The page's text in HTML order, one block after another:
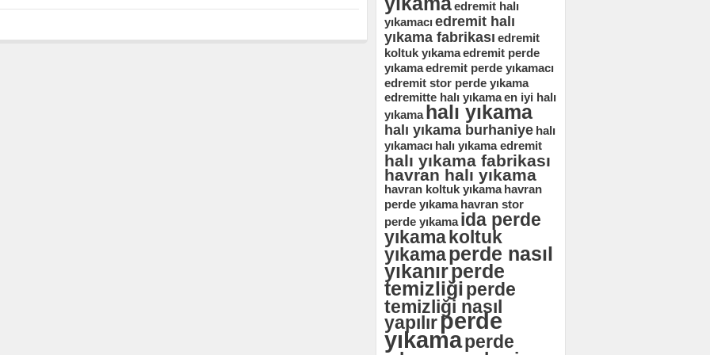
edremit halı
yıkamacıedremit halı
yıkama fabrikası edremit
koltuk yıkamaedremit perde
yıkamaedremit perde yıkamacı
edremit stor perde yıkama
edremitte halı yıkamaen iyi halı
yıkama halı yıkama
halı yıkama burhaniye halı
yıkamacı halı yıkama edremit
halı yıkama fabrikası
havran halı yıkama
havran koltuk yıkama havran
perde yıkama havran stor
perde yıkama ida perde
yıkamakoltuk
yıkamaperde nasıl
yıkanırperde
temizliğiperde
temizliği nasıl
yapılırperde
yıkamaperde